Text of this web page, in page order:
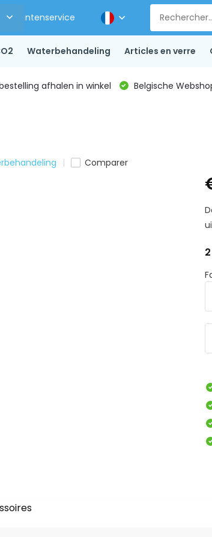
Klantenservice
Waterbehandeling Articles en verre
afhalen in winkel Belgische
Comparer